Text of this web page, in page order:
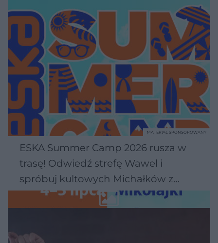
ESKA Summer Camp 2026 rusza w
trasę! Odwiedź strefę Wawel i
spróbuj kultowych Michałków z
Wawelu
MATERIAŁ SPONSOROWANY